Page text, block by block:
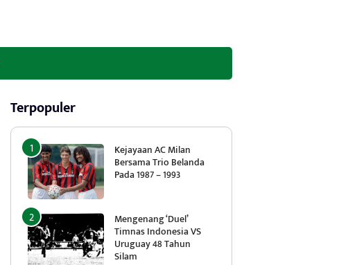
Terpopuler
Kejayaan AC Milan
Bersama Trio Belanda
Pada 1987 – 1993
Mengenang ‘Duel’
Timnas Indonesia VS
Uruguay 48 Tahun
Silam